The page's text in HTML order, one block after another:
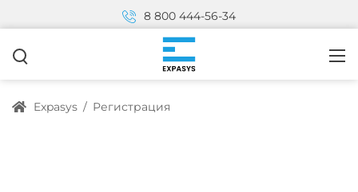
8 800 444-56-34
Expasys / Регистрация